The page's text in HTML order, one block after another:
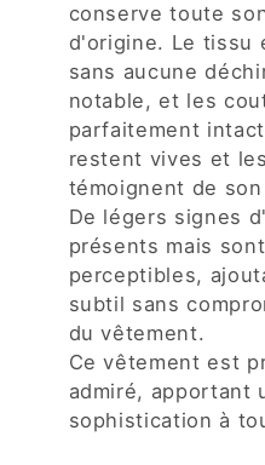
conserve toute
d'origine. Le tissu
sans aucune
notable, et les
parfaitement
restent vives et
témoignent de
De légers signes
présents mais
perceptibles,
subtil sans
du vêtement.
Ce vêtement est
admiré, apportant
sophistication à